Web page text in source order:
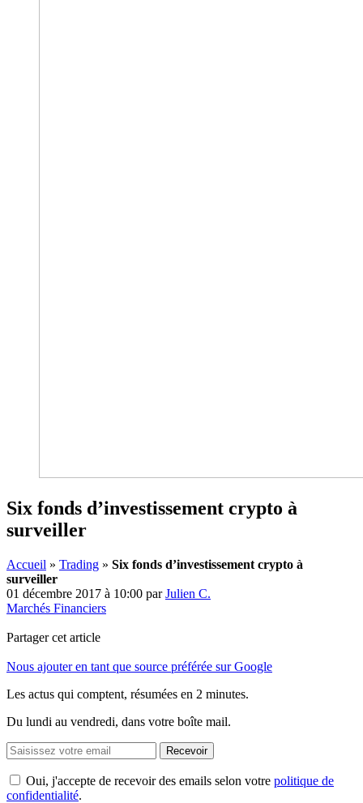
Six fonds d’investissement crypto à
surveiller
Accueil » Trading » Six fonds d’investissement crypto à
surveiller
01 décembre 2017 à 10:00 parJulien C.
Marchés Financiers
Partager cet article
Nous ajouter en tant que source préférée sur Google
Les actus qui comptent, résumées en 2 minutes.
Du lundi au vendredi, dans votre boîte mail.
Recevoir
Oui, j'accepte de recevoir des emails selon votre politique de
confidentialité.